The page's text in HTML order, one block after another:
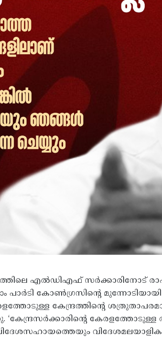
എൽഡിഎഫ് സർക്കാരിനോട്
പാർടി കോൺഗ്രസിന്റെ
കേന്ദ്രത്തിന്റെ